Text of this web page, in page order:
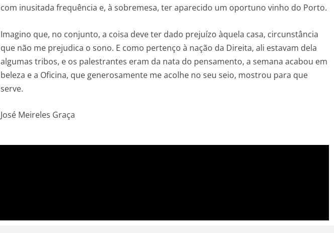
com inusitada frequência e, à sobremesa, ter aparecido um oportuno vinho do Porto.
Imagino que, no conjunto, a coisa deve ter dado prejuízo àquela casa, circunstância
que não me prejudica o sono. E como pertenço à nação da Direita, ali estavam dela
algumas tribos, e os palestrantes eram da nata do pensamento, a semana acabou em
beleza e a Oficina, que generosamente me acolhe no seu seio, mostrou para que
serve.
José Meireles Graça